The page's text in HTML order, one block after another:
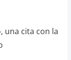
una cita con la